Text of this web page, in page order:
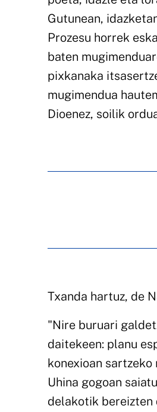
Gutunean,
Prozesu horrek
baten
pixkanaka
mugimendua
Dioenez, soilik
Txanda hartuz, de
"Nire buruari
daitekeen: planu
konexioan
Uhina gogoan
delakotik bereizten